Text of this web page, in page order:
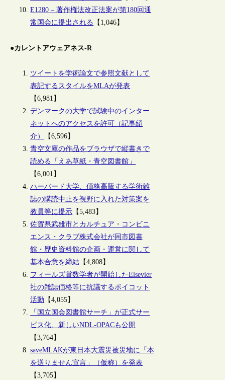
E1280 – 著作権法改正法案が第180回通
常国会に提出される 【1,046】
●カレントアウェアネス-R
ツイートを学術論文で参照文献として
表記するスタイルをMLAが発表
【6,981】
デンマークの大学で試験中のインター
ネットへのアクセスを許可（記事紹
介）
【6,596】
青空文庫の作品をブラウザで縦書きで
読める「えあ草紙・青空図書館」
【6,001】
ハーバード大学、価格高騰する学術雑
誌の購読中止を視野に入れた対策案を
教員等に提示 【5,483】
佐賀県武雄市とカルチュア・コンビニ
エンス・クラブ株式会社が同市図書
館・歴史資料館の企画・運営に関して
基本合意を締結 【4,808】
フィールズ賞数学者が開始したElsevier
社の雑誌価格等に抗議するボイコット
活動 【4,055】
「国立国会図書館サーチ」が正式サー
ビス化、新しいNDL-OPACも公開
【3,764】
saveMLAKが東日本大震災被災地に「本
を送りません宣言」（仮称）を発表
【3,705】